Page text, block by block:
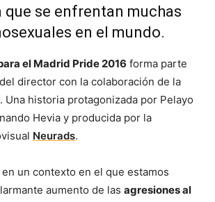
que se enfrentan muchas
en el mundo.
el Madrid Pride 2016 forma parte
director con la colaboración de la
. Una historia protagonizada por Pelayo
Hevia y producida por la
Neurads.
un contexto en el que estamos
aumento de las agresiones al